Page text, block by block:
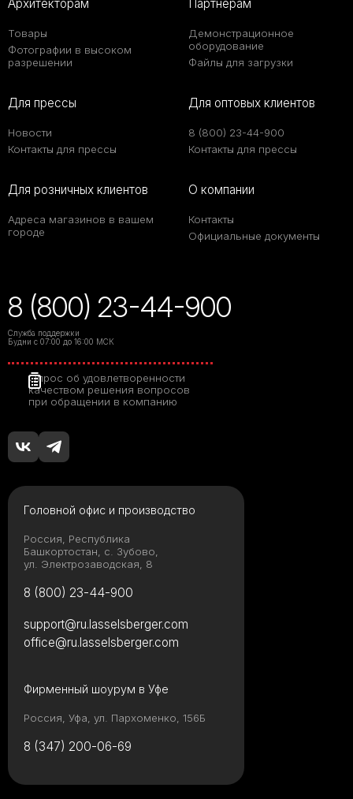
Архитекторам
Товары
Фотографии в высоком
разрешении
Партнерам
Демонстрационное
оборудование
Файлы для загрузки
Для прессы
Новости
Контакты для прессы
Для оптовых клиентов
8 (800) 23-44-900
Контакты для прессы
Для розничных клиентов
Адреса магазинов в вашем
городе
О компании
Контакты
Официальные документы
8 (800) 23-44-900
Служба поддержки
Будни с 07:00 до 16:00 МСК
Опрос об удовлетворенности
качеством решения вопросов
при обращении в компанию
Головной офис и производство
Россия, Республика
Башкортостан, с. Зубово,
ул. Электрозаводская, 8
8 (800) 23-44-900
Фирменный шоурум в Уфе
Россия, Уфа, ул. Пархоменко, 156Б
8 (347) 200-06-69
support@ru.lasselsberger.com
office@ru.lasselsberger.com